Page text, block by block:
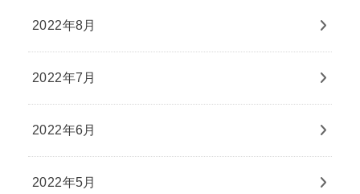
2022年8月
2022年7月
2022年6月
2022年5月